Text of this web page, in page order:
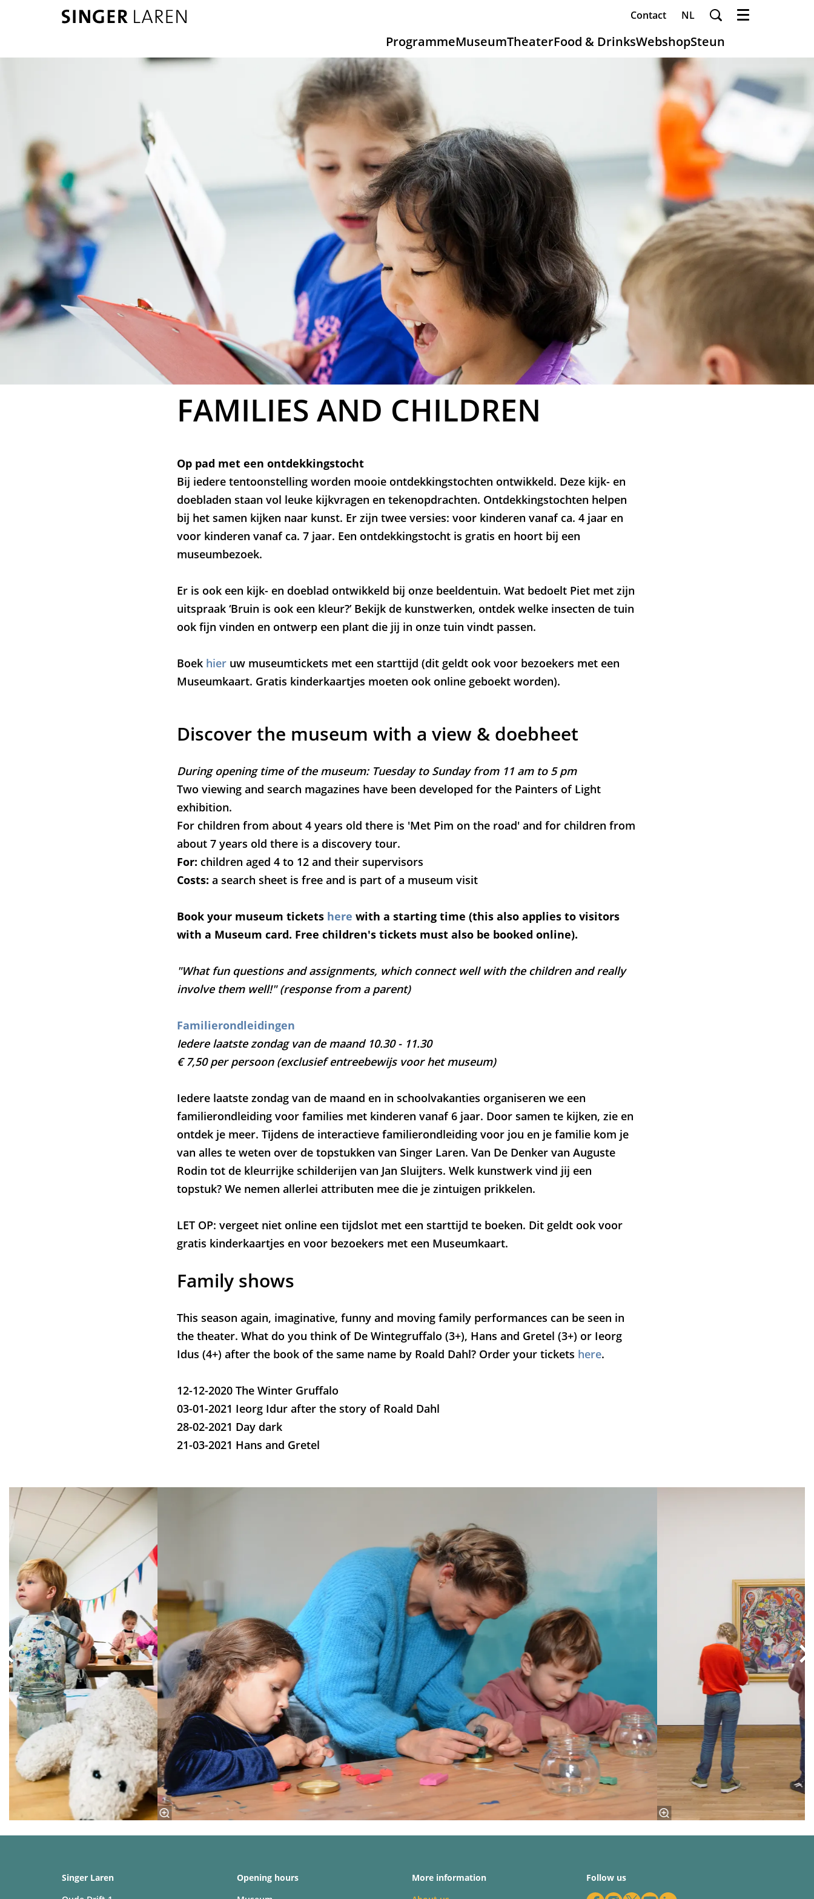
Contact NL
ProgrammeMuseumTheaterFood & DrinksWebshopSteun
Menu
FAMILIES AND CHILDREN
Op pad met een ontdekkingstocht
Bij iedere tentoonstelling worden mooie ontdekkingstochten ontwikkeld. Deze kijk- en
doebladen staan vol leuke kijkvragen en tekenopdrachten. Ontdekkingstochten helpen
bij het samen kijken naar kunst. Er zijn twee versies: voor kinderen vanaf ca. 4 jaar en
voor kinderen vanaf ca. 7 jaar. Een ontdekkingstocht is gratis en hoort bij een
museumbezoek.
Er is ook een kijk- en doeblad ontwikkeld bij onze beeldentuin. Wat bedoelt Piet met zijn
uitspraak ‘Bruin is ook een kleur?’ Bekijk de kunstwerken, ontdek welke insecten de tuin
ook fijn vinden en ontwerp een plant die jij in onze tuin vindt passen.
Boek hier uw museumtickets met een starttijd (dit geldt ook voor bezoekers met een
Museumkaart. Gratis kinderkaartjes moeten ook online geboekt worden).
Discover the museum with a view & doebheet
During opening time of the museum: Tuesday to Sunday from 11 am to 5 pm
Two viewing and search magazines have been developed for the Painters of Light
exhibition.
For children from about 4 years old there is 'Met Pim on the road' and for children from
about 7 years old there is a discovery tour.
For: children aged 4 to 12 and their supervisors
Costs: a search sheet is free and is part of a museum visit
Book your museum tickets here with a starting time (this also applies to visitors
with a Museum card. Free children's tickets must also be booked online).
"What fun questions and assignments, which connect well with the children and really
involve them well!" (response from a parent)
Familierondleidingen
Iedere laatste zondag van de maand 10.30 - 11.30
€ 7,50 per persoon (exclusief entreebewijs voor het museum)
Iedere laatste zondag van de maand en in schoolvakanties organiseren we een
familierondleiding voor families met kinderen vanaf 6 jaar. Door samen te kijken, zie en
ontdek je meer. Tijdens de interactieve familierondleiding voor jou en je familie kom je
van alles te weten over de topstukken van Singer Laren. Van De Denker van Auguste
Rodin tot de kleurrijke schilderijen van Jan Sluijters. Welk kunstwerk vind jij een
topstuk? We nemen allerlei attributen mee die je zintuigen prikkelen.
LET OP: vergeet niet online een tijdslot met een starttijd te boeken. Dit geldt ook voor
gratis kinderkaartjes en voor bezoekers met een Museumkaart.
Family shows
This season again, imaginative, funny and moving family performances can be seen in
the theater. What do you think of De Wintegruffalo (3+), Hans and Gretel (3+) or Ieorg
Idus (4+) after the book of the same name by Roald Dahl? Order your tickets here.
12-12-2020 The Winter Gruffalo
03-01-2021 Ieorg Idur after the story of Roald Dahl
28-02-2021 Day dark
21-03-2021 Hans and Gretel
Skip
Singer Laren
Opening hours
More information
Follow us